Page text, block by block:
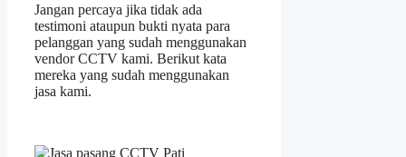
Jangan percaya jika tidak ada
testimoni ataupun bukti nyata para
pelanggan yang sudah menggunakan
vendor CCTV kami. Berikut kata
mereka yang sudah menggunakan
jasa kami.